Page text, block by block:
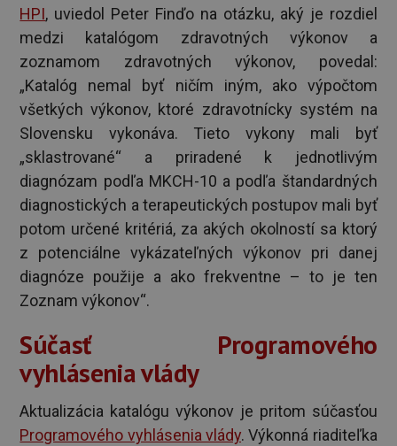
HPI, uviedol Peter Finďo na otázku, aký je rozdiel
medzi katalógom zdravotných výkonov a
zoznamom zdravotných výkonov, povedal:
„Katalóg nemal byť ničím iným, ako výpočtom
všetkých výkonov, ktoré zdravotnícky systém na
Slovensku vykonáva. Tieto vykony mali byť
„sklastrované“ a priradené k jednotlivým
diagnózam podľa MKCH-10 a podľa štandardných
diagnostických a terapeutických postupov mali byť
potom určené kritériá, za akých okolností sa ktorý
z potenciálne vykázateľných výkonov pri danej
diagnóze použije a ako frekventne – to je ten
Zoznam výkonov“.
Súčasť Programového
vyhlásenia vlády
Aktualizácia katalógu výkonov je pritom súčasťou
Programového vyhlásenia vlády. Výkonná riaditeľka